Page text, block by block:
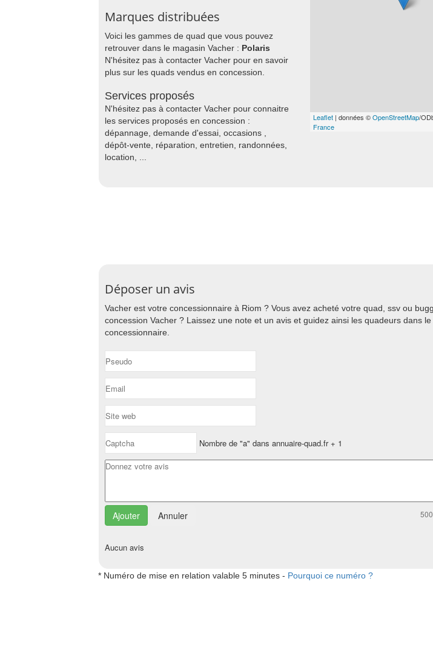
Marques distribuées
Voici les gammes de quad que vous pouvez
retrouver dans le magasin Vacher : Polaris
N'hésitez pas à contacter Vacher pour en savoir
plus sur les quads vendus en concession.
Services proposés
N'hésitez pas à contacter Vacher pour connaitre
les services proposés en concession :
dépannage, demande d'essai, occasions ,
dépôt-vente, réparation, entretien, randonnées,
location, ...
Leaflet | données ©OpenStreetMap/
France
Déposer un avis
Vacher est votre concessionnaire à Riom ? Vous avez acheté votre quad, ssv ou
concession Vacher ? Laissez une note et un avis et guidez ainsi les quadeurs dans
concessionnaire.
Nombre de "a" dans annuaire-quad.fr + 1
Annuler 500
Aucun avis
* Numéro de mise en relation valable 5 minutes - Pourquoi ce numéro ?